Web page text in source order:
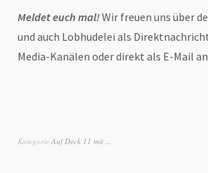
Meldet euch mal!Wir freuen uns über
und auch Lobhudelei als
Media-Kanälen oder direkt als E-Mail an
Kategorie Auf Deck 11 mit ...